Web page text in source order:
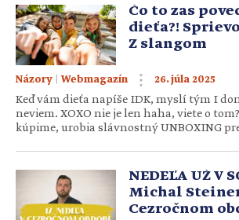
Čo to zas
dieťa?!
Z slangom
Názory Webmagazín 26. júla 2025
Keď vám dieťa napíše IDK, myslí tým I
neviem. XOXO nie je len haha, viete o
kúpime, urobia slávnostný UNBOXING
detí… Generácia Z – skrátene Gen Z –
približne medzi rokmi 1997 až 2012. Sú to
NEDEĽA UŽ V
Michal Steiner
Cezročnom